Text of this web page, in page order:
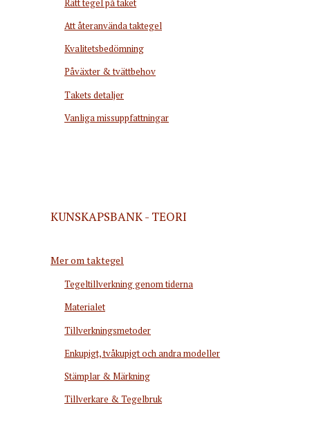
Att återanvända taktegel
Kvalitetsbedömning
Påväxter & tvättbehov
Takets detaljer
Vanliga missuppfattningar
KUNSKAPSBANK - TEORI
Mer om taktegel
Tegeltillverkning genom tiderna
Materialet
Tillverkningsmetoder
Enkupigt, tvåkupigt och andra modeller
Stämplar & Märkning
Tillverkare & Tegelbruk